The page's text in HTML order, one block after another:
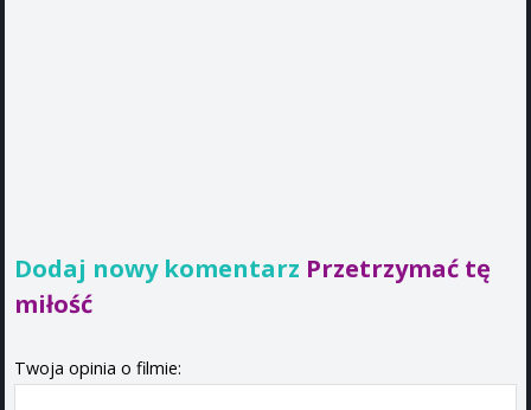
Dodaj nowy komentarz Przetrzymać tę
miłość
Twoja opinia o filmie: